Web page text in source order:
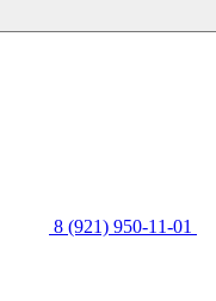
8 (921) 950-11-01